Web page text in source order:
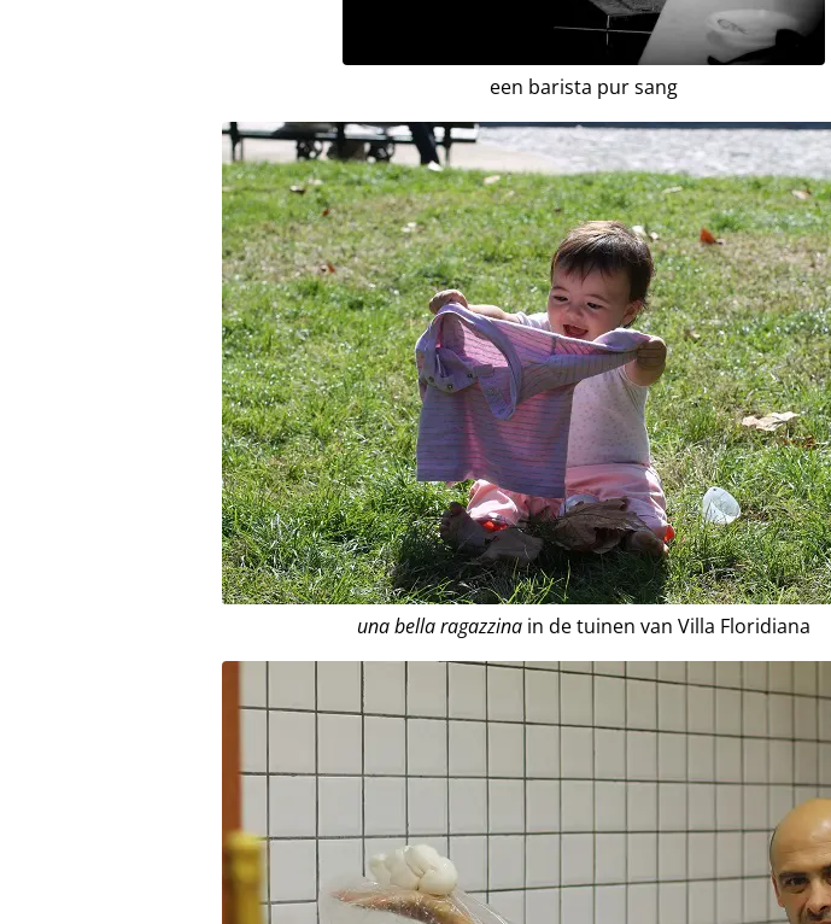
een barista pur sang
una bella ragazzina in de tuinen van Villa Floridiana